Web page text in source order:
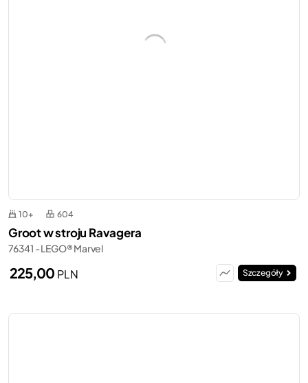
10+ 604
Groot w stroju Ravagera
76341 - LEGO® Marvel
225,00 PLN Szczegóły